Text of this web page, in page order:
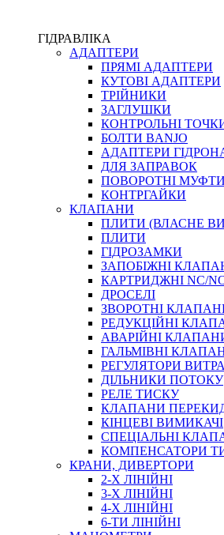
ФІТИНГИ ДІАГНОСТИЧНІ
АКСЕСУАРИ
ТРУБКИ ТА КОМПЛЕКТУЮЧІ
ФІТИНГИ ГІДРАВЛІЧНІ
ФІТИНГИ КОНДИЦІОНЕРНІ
ЗАХИСТ РУКАВІВ
ФІТИНГИ KARCHER
ФІТИНГИ НА ПІДЙОМ КАБІНИ
КОНЕКТОРИ
ХОМУТИ
ЧЕРВ`ЯЧНІ
ПРУЖИННІ
НЕЙЛОНОВІ
ПРОРЕЗИНЕНІ
АВТОТОВАРИ
ГІДРАВЛІКА
АДАПТЕРИ
ПРЯМІ АДАПТЕРИ
КУТОВІ АДАПТЕРИ
ТРІЙНИКИ
ЗАГЛУШКИ
КОНТРОЛЬНІ
БОЛТИ BANJO
АДАПТЕРИ
ДЛЯ ЗАПРАВОК
ПОВОРОТНІ МУФТИ
КОНТРГАЙКИ
КЛАПАНИ
ПЛИТИ (ВЛАСНЕ
ПЛИТИ
ГІДРОЗАМКИ
ЗАПОБІЖНІ
КАРТРИДЖНІ NC/
ДРОСЕЛІ
ЗВОРОТНІ
РЕДУКЦІЙНІ
АВАРІЙНІ
ГАЛЬМІВНІ
РЕГУЛЯТОРИ
ДІЛЬНИКИ ПОТОКУ
РЕЛЕ ТИСКУ
КЛАПАНИ
КІНЦЕВІ ВИМИКАЧІ
СПЕЦІАЛЬНІ
КОМПЕНСАТОРИ
КРАНИ, ДИВЕРТОРИ
2-Х ЛІНІЙНІ
3-Х ЛІНІЙНІ
4-Х ЛІНІЙНІ
6-ТИ ЛІНІЙНІ